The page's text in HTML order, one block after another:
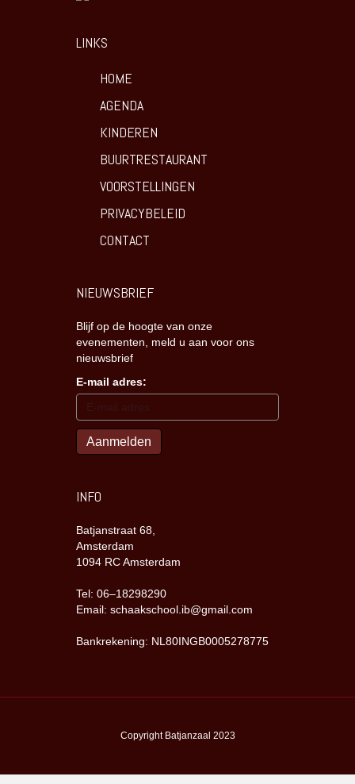
LINKS
HOME
AGENDA
KINDEREN
BUURTRESTAURANT
VOORSTELLINGEN
PRIVACYBELEID
CONTACT
NIEUWSBRIEF
Blijf op de hoogte van onze
evenementen, meld u aan voor ons
nieuwsbrief
E-mail adres:
INFO
Batjanstraat 68,
Amsterdam
1094 RC Amsterdam
Tel: 06–18298290
Email: schaakschool.ib@gmail.com
Bankrekening: NL80INGB0005278775
Copyright Batjanzaal 2023